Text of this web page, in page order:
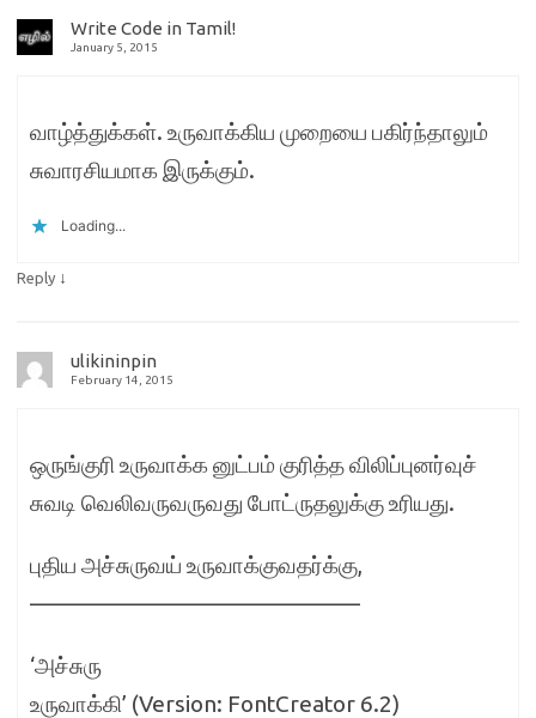
Write Code in Tamil!
January 5, 2015
வாழ்த்துக்கள். உருவாக்கிய முறையை பகிர்ந்தாலும்
சுவாரசியமாக இருக்கும்.
Loading...
Reply ↓
ulikininpin
February 14, 2015
ஒருங்குரி உருவாக்க னுட்பம் குரித்த விலிப்புனர்வுச்
சுவடி வெலிவருவருவது போட்ருதலுக்கு உரியது.
புதிய அச்சுருவய் உருவாக்குவதர்க்கு,
——————————————–
‘அச்சுரு
உருவாக்கி’ (Version: FontCreator 6.2)